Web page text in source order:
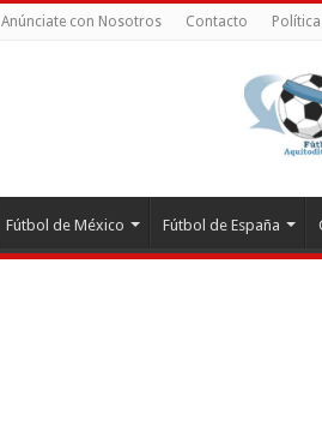
Anúnciate con Nosotros Contacto
Fútbol de México Fútbol de España